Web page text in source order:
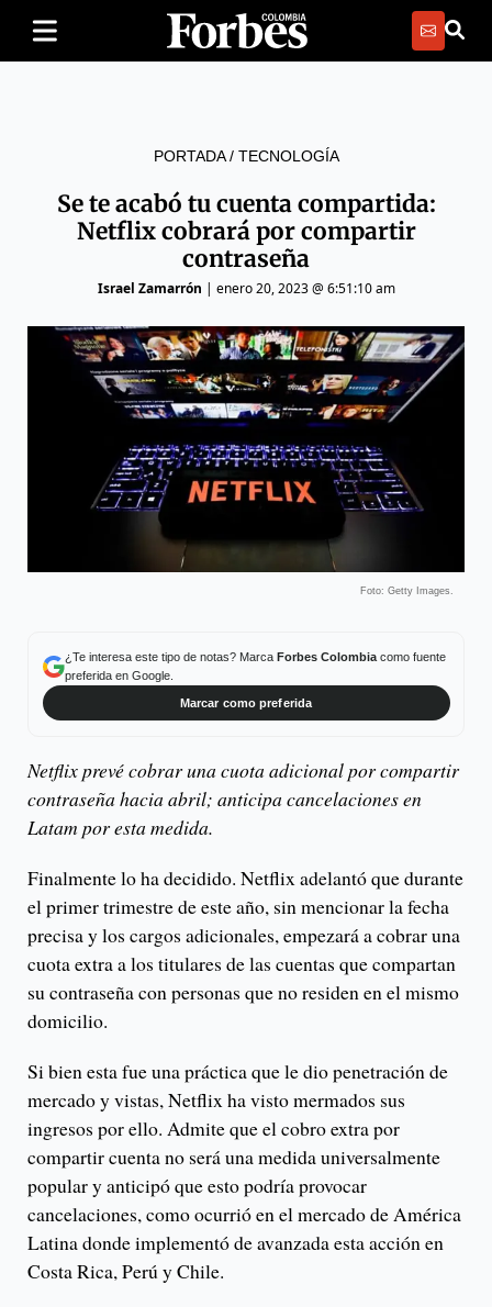
PORTADA/ TECNOLOGÍA
Se te acabó tu cuenta compartida:
Netflix cobrará por compartir
contraseña
Israel Zamarrón | enero 20, 2023 @ 6:51:10 am
Foto: Getty Images.
¿Te interesa este tipo de notas? Marca Forbes Colombiacomo fuente
preferida en Google.
Marcar como preferida
Netflix prevé cobrar una cuota adicional por compartir
contraseña hacia abril; anticipa cancelaciones en
Latam por esta medida.
Finalmente lo ha decidido. Netflix adelantó que durante
el primer trimestre de este año, sin mencionar la fecha
precisa y los cargos adicionales, empezará a cobrar una
cuota extra a los titulares de las cuentas que compartan
su contraseña con personas que no residen en el mismo
domicilio.
Si bien esta fue una práctica que le dio penetración de
mercado y vistas, Netflix ha visto mermados sus
ingresos por ello. Admite que el cobro extra por
compartir cuenta no será una medida universalmente
popular y anticipó que esto podría provocar
cancelaciones, como ocurrió en el mercado de América
Latina donde implementó de avanzada esta acción en
Costa Rica, Perú y Chile.